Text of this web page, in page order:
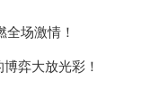
全场激情！
弈大放光彩！